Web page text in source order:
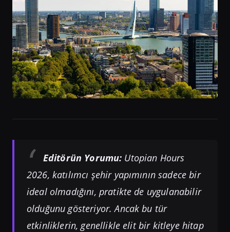
Editörün Yorumu: Utopian Hours
2026, katılımcı şehir yapımının sadece bir
ideal olmadığını, pratikte de uygulanabilir
olduğunu gösteriyor. Ancak bu tür
etkinliklerin, genellikle elit bir kitleye hitap